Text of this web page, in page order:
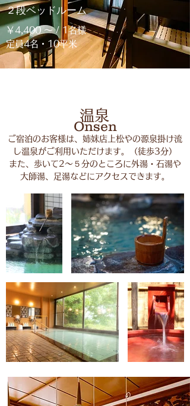
２段ベッドルーム
￥4,400 〜/ 1名様
​定員4名・10平米
​温泉
​Onsen
ご宿泊のお客様は、姉妹店上松やの源泉掛け流
し温泉がご利用いただけます。（徒歩3分）
また、歩いて2〜５分のところに外湯・石湯や
大師湯、足湯などにアクセスできます。